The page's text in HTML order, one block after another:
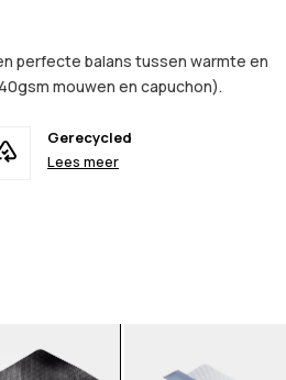
perfecte balans tussen warmte en
mouwen en capuchon).
Gerecycled
Lees meer